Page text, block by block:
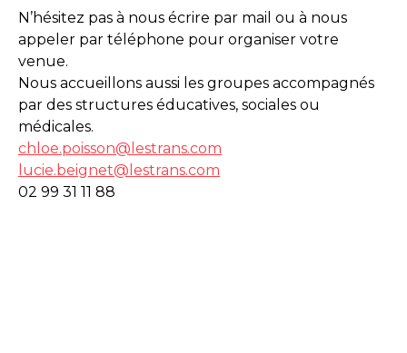
N’hésitez pas à nous écrire par mail ou à nous
appeler par téléphone pour organiser votre
venue.
Nous accueillons aussi les groupes accompagnés
par des structures éducatives, sociales ou
médicales.
chloe.poisson@lestrans.com
lucie.beignet@lestrans.com
02 99 31 11 88